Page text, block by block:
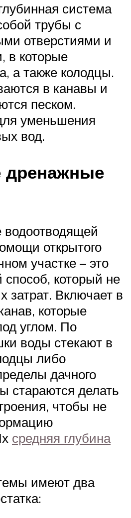
система
трубы с
отверстиями и
в которые
а также колодцы.
в канавы и
песком.
уменьшения
вод.
открытого
участке – это
который не
затрат. Включает в
которые
углом. По
воды стекают в
либо
дачного
стараются делать
чтобы не
средняя глубина
имеют два